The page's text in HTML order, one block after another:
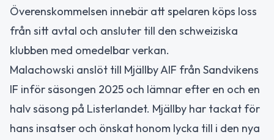
Överenskommelsen innebär att spelaren köps loss
från sitt avtal och ansluter till den schweiziska
klubben med omedelbar verkan.
Malachowski anslöt till Mjällby AIF från Sandvikens
IF inför säsongen 2025 och lämnar efter en och en
halv säsong på Listerlandet. Mjällby har tackat för
hans insatser och önskat honom lycka till i den nya